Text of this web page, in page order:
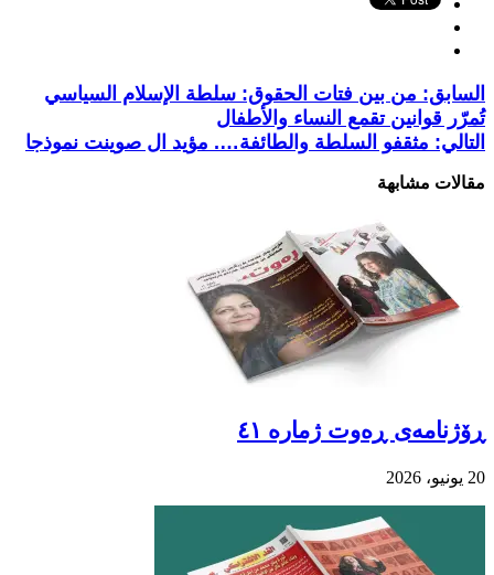
السابق: من بين فتات الحقوق: سلطة الإسلام السياسي
تُمرّر قوانين تقمع النساء والأطفال
التالي: مثقفو السلطة والطائفة…. مؤيد ال صوينت نموذجا
مقالات مشابهة
ڕۆژنامەی ڕەوت ژمارە ٤١
20 يونيو، 2026